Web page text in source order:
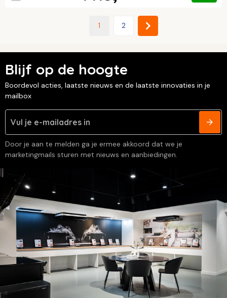
1 2
Blijf op de hoogte
Boordevol acties, laatste nieuws en de laatste innovaties in je
mailbox
Door je aan te melden ga je ermee akkoord dat we je
marketingmails sturen met nieuws en aanbiedingen.